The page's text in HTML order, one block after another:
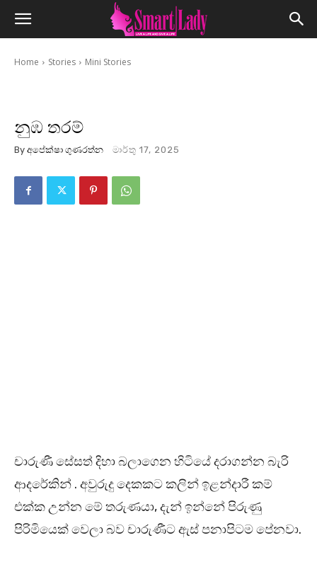
Home Stories Mini Stories
නුඹ තරම්
By අපේක්ෂා ගුණරත්න මාර්තු 17, 2025
චාරුණී සේසත් දිහා බලාගෙන හිටියේ දරාගන්න බැරි
ආදරේකින් . අවුරුදු දෙකකට කලින් ඉළන්දාරී කම්
එක්ක උන්න මේ තරුණයා, දැන් ඉන්නේ පිරුණු
පිරිමියෙක් වෙලා බව චාරුණීට ඇස් පනාපිටම පේනවා.